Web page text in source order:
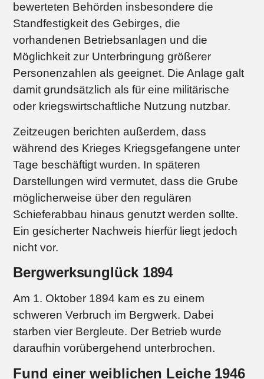
bewerteten Behörden insbesondere die
Standfestigkeit des Gebirges, die
vorhandenen Betriebsanlagen und die
Möglichkeit zur Unterbringung größerer
Personenzahlen als geeignet. Die Anlage galt
damit grundsätzlich als für eine militärische
oder kriegswirtschaftliche Nutzung nutzbar.
Zeitzeugen berichten außerdem, dass
während des Krieges Kriegsgefangene unter
Tage beschäftigt wurden. In späteren
Darstellungen wird vermutet, dass die Grube
möglicherweise über den regulären
Schieferabbau hinaus genutzt werden sollte.
Ein gesicherter Nachweis hierfür liegt jedoch
nicht vor.
Bergwerksunglück 1894
Am 1. Oktober 1894 kam es zu einem
schweren Verbruch im Bergwerk. Dabei
starben vier Bergleute. Der Betrieb wurde
daraufhin vorübergehend unterbrochen.
Fund einer weiblichen Leiche 1946